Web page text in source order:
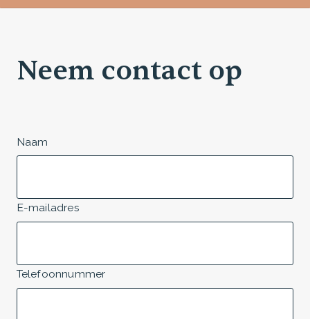
Neem contact op
Naam
E-mailadres
Telefoonnummer